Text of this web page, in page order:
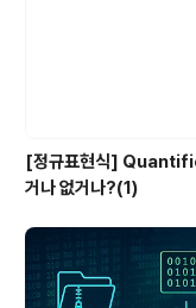
[정규표현식]
거나 없거나?(1)